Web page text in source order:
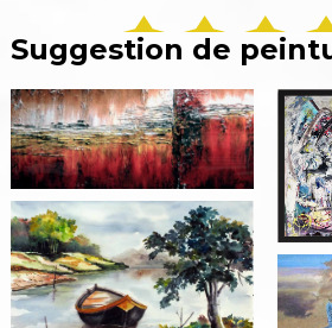
Suggestion de